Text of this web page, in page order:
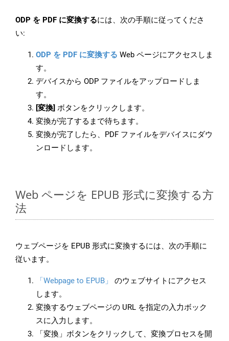
ODP を PDF に変換するには、次の手順に従ってくださ
い:
ODP を PDF に変換する Web ページにアクセスしま
す。
デバイスから ODP ファイルをアップロードしま
す。
[変換] ボタンをクリックします。
変換が完了するまで待ちます。
変換が完了したら、PDF ファイルをデバイスにダウ
ンロードします。
Web ページを EPUB 形式に変換する方
法
ウェブページを EPUB 形式に変換するには、次の手順に
従います。
「Webpage to EPUB」
のウェブサイトにアクセス
します。
変換するウェブページの URL を指定の入力ボック
スに入力します。
「変換」ボタンをクリックして、変換プロセスを開